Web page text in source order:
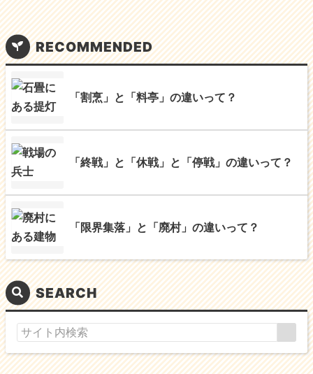
RECOMMENDED
「割烹」と「料亭」の違いって？
「終戦」と「休戦」と「停戦」の違いって？
「限界集落」と「廃村」の違いって？
SEARCH